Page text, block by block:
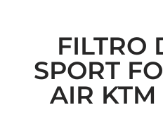
FILTRO
SPORT
AIR